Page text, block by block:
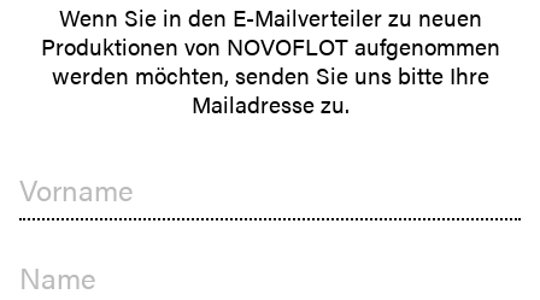
Wenn Sie in den E-Mailverteiler zu neuen
Produktionen von NOVOFLOT aufgenommen
werden möchten, senden Sie uns bitte Ihre
Mailadresse zu.
Vorname
Name